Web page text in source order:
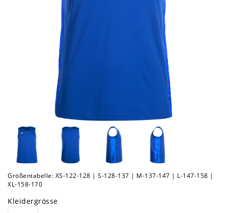
Größentabelle: XS-122-128 | S-128-137 | M-137-147 | L-147-158 |
XL-158-170
Kleidergrösse